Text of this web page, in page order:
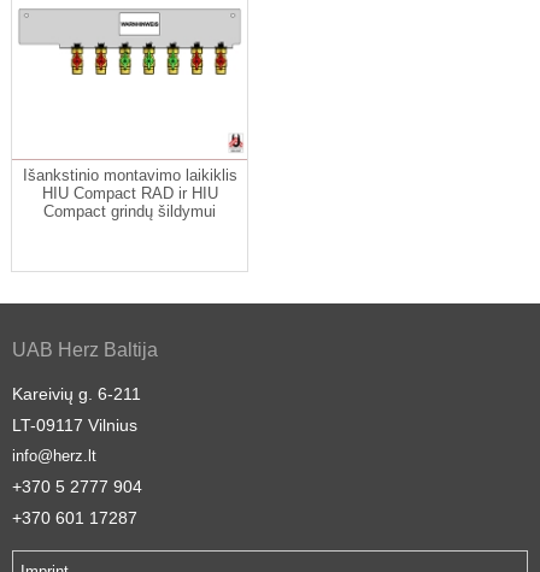
Išankstinio montavimo laikiklis
HIU Compact RAD ir HIU
Compact grindų šildymui
UAB Herz Baltija
Kareivių g. 6-211
LT-09117 Vilnius
info@herz.lt
+370 5 2777 904
+370 601 17287